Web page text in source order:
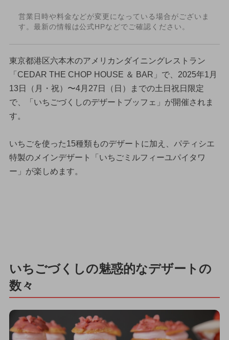
営業日時や料金などが変更になっている場合がございま
す。最新の情報は公式HPなどでご確認ください。
東京都港区六本木のアメリカンダイニングレストラン
「CEDAR THE CHOP HOUSE ＆ BAR」で、2025年1月
13日（月・祝）〜4月27日（日）までの土日祝日限定
で、「いちごづくしのデザートブッフェ」が開催されま
す。
いちごを使った15種類ものデザートに加え、パティシエ
特製のメインデザート「いちごミルフィーユパイタワ
ー」が楽しめます。
いちごづくしの魅惑的なデザートの
数々